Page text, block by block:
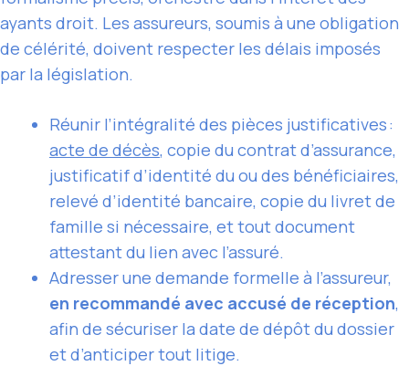
ayants droit. Les assureurs, soumis à une obligation
de célérité, doivent respecter les délais imposés
par la législation.
Réunir l’intégralité des pièces justificatives :
acte de décès, copie du contrat d’assurance,
justificatif d’identité du ou des bénéficiaires,
relevé d’identité bancaire, copie du livret de
famille si nécessaire, et tout document
attestant du lien avec l’assuré.
Adresser une demande formelle à l’assureur,
en recommandé avec accusé de réception,
afin de sécuriser la date de dépôt du dossier
et d’anticiper tout litige.